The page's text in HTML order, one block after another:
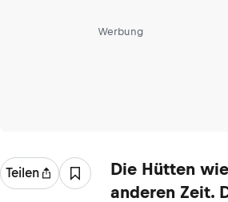
Werbung
Teilen
Die Hütten
anderen Zeit.